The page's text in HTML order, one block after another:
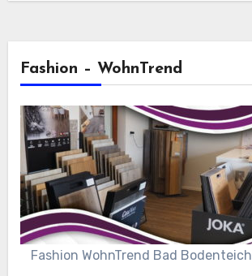
Fashion – WohnTrend
Fashion WohnTrend Bad Bodenteich